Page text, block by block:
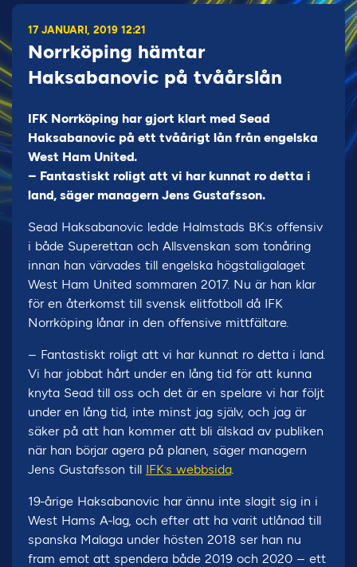
17 JANUARI, 2019 12:21
Norrköping hämtar
Haksabanovic på tvåårslån
IFK Norrköping har gjort klart med Sead
Haksabanovic på ett tvåårigt lån från engelska
West Ham United.
– Fantastiskt roligt att vi har kunnat ro detta i
land, säger managern Jens Gustafsson.
Sead Haksabanovic ledde Halmstads BK:s offensiv
i både Superettan och Allsvenskan som tonåring
innan han värvades till engelska högstaligalaget
West Ham United sommaren 2017. Nu är han klar
för en återkomst till svensk elitfotboll då IFK
Norrköping lånar in den offensive mittfältare.
– Fantastiskt roligt att vi har kunnat ro detta i land.
Vi har jobbat hårt under en lång tid för att kunna
knyta Sead till oss och det är en spelare vi har följt
under en lång tid, inte minst jag själv, och jag är
säker på att han kommer att bli älskad av publiken
när han börjar agera på planen, säger managern
Jens Gustafsson till IFK:s webbsida.
19-årige Haksabanovic har ännu inte slagit sig in i
West Hams A-lag, och efter att ha varit utlånad till
spanska Malaga under hösten 2018 ser han nu
fram emot att spendera både 2019 och 2020 – ett